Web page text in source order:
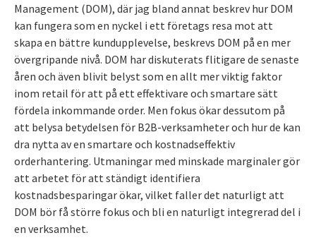
Management (DOM), där jag bland annat beskrev hur DOM
kan fungera som en nyckel i ett företags resa mot att
skapa en bättre kundupplevelse, beskrevs DOM på en mer
övergripande nivå. DOM har diskuterats flitigare de senaste
åren och även blivit belyst som en allt mer viktig faktor
inom retail för att på ett effektivare och smartare sätt
fördela inkommande order. Men fokus ökar dessutom på
att belysa betydelsen för B2B-verksamheter och hur de kan
dra nytta av en smartare och kostnadseffektiv
orderhantering. Utmaningar med minskade marginaler gör
att arbetet för att ständigt identifiera
kostnadsbesparingar ökar, vilket faller det naturligt att
DOM bör få större fokus och bli en naturligt integrerad del i
en verksamhet.